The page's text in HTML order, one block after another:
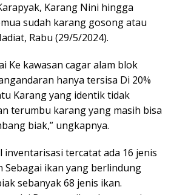
Karang Nini hingga
sudah karang gosong atau
Rabu (29/5/2024).
Ke kawasan cagar alam blok
hanya tersisa Di 20%
Karang yang identik tidak
terumbu karang yang masih bisa
biak,” ungkapnya.
tercatat ada 16 jenis
ikan yang berlindung
sebanyak 68 jenis ikan.